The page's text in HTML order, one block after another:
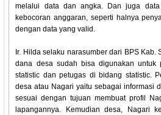
melalui data dan angka. Dan juga
kebocoran anggaran, seperti halnya
dengan data yang valid.
Ir. Hilda selaku narasumber dari BPS Kab.
dana desa sudah bisa digunakan untuk
statistic dan petugas di bidang statistic.
desa atau Nagari yaitu sebagai informasi
sesuai dengan tujuan membuat profil
lapangannya. Kemudian desa, Nagari